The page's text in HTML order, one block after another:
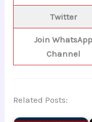
Twitter
Join WhatsApp
Channel
Related Posts: